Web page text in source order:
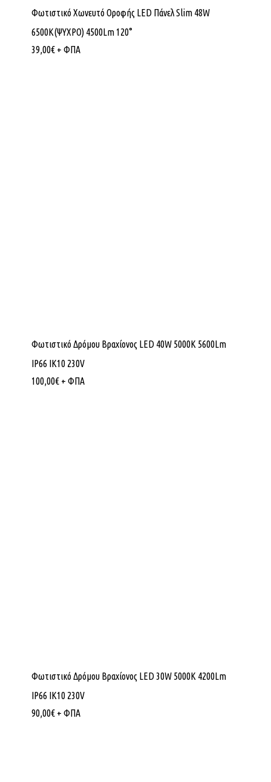
Φωτιστικό Χωνευτό Οροφής LED Πάνελ Slim 48W
6500K(ΨΥΧΡΟ) 4500Lm 120°
39,00€ + ΦΠΑ
Φωτιστικό Δρόμου Βραχίονος LED 40W 5000K 5600Lm
IP66 ΙΚ10 230V
100,00€ + ΦΠΑ
Φωτιστικό Δρόμου Βραχίονος LED 30W 5000K 4200Lm
IP66 ΙΚ10 230V
90,00€ + ΦΠΑ